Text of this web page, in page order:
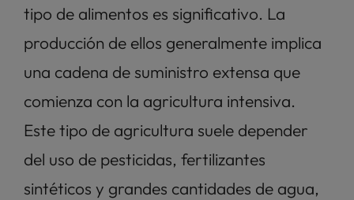
tipo de alimentos es significativo. La
producción de ellos generalmente implica
una cadena de suministro extensa que
comienza con la agricultura intensiva.
Este tipo de agricultura suele depender
del uso de pesticidas, fertilizantes
sintéticos y grandes cantidades de agua,